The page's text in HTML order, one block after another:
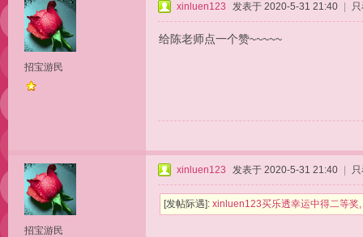
招宝游民
xinluen123 发表于 2020-5-31 21:40
给陈老师点一个赞~~~~~
招宝游民
xinluen123 发表于 2020-5-31 21:40
[发帖际遇]: xinluen123买乐透幸运中得二等